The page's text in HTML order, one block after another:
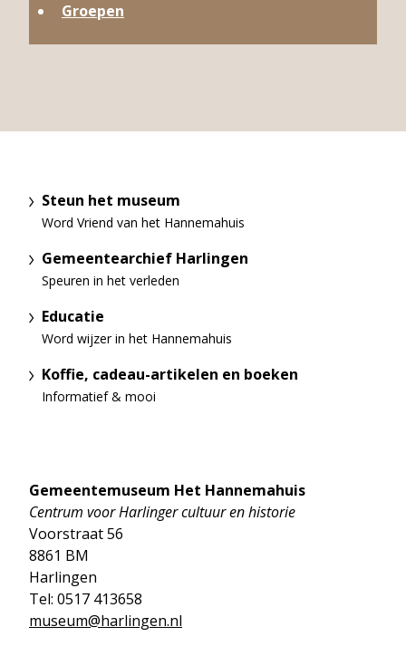
Groepen
Steun het museum
Word Vriend van het Hannemahuis
Gemeentearchief Harlingen
Speuren in het verleden
Educatie
Word wijzer in het Hannemahuis
Koffie, cadeau-artikelen en boeken
Informatief & mooi
Gemeentemuseum Het Hannemahuis
Centrum voor Harlinger cultuur en historie
Voorstraat 56
8861 BM
Harlingen
Tel: 0517 413658
museum@harlingen.nl